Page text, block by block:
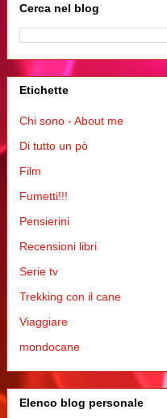
Cerca nel blog
Etichette
Chi sono - About me
Di tutto un pò
Film
Fumetti!!!
Pensierini
Recensioni libri
Serie tv
Trekking con il cane
Viaggiare
mondocane
Elenco blog personale